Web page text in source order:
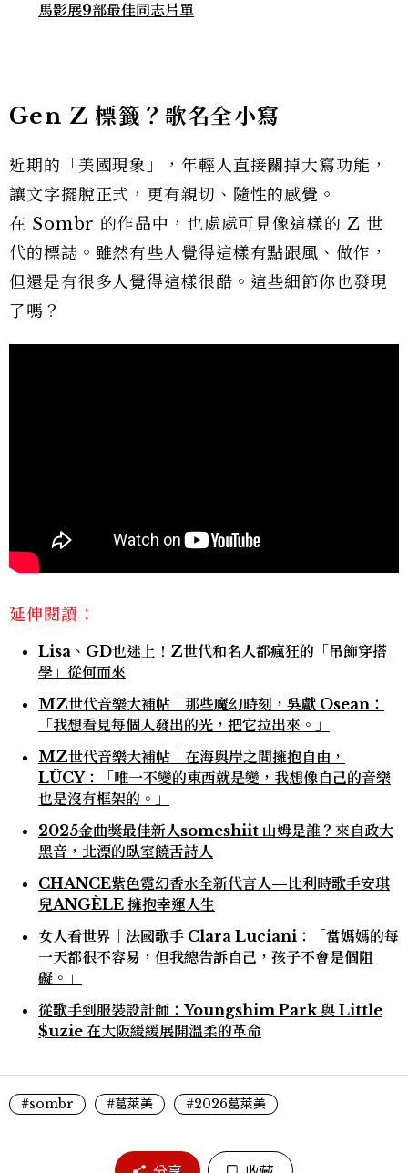
馬影展9部最佳同志片單
Gen Z 標籤？歌名全小寫
近期的「美國現象」，年輕人直接關掉大寫功能，
讓文字擺脫正式，更有親切、隨性的感覺。
在 Sombr 的作品中，也處處可見像這樣的 Z 世
代的標誌。雖然有些人覺得這樣有點跟風、做作，
但還是有很多人覺得這樣很酷。這些細節你也發現
了嗎？
延伸閱讀：
Lisa、GD也迷上！Z世代和名人都瘋狂的「吊飾穿搭
學」從何而來
MZ世代音樂大補帖｜那些魔幻時刻，吳獻 Osean：
「我想看見每個人發出的光，把它拉出來。」
MZ世代音樂大補帖｜在海與岸之間擁抱自由，
LÜCY：「唯一不變的東西就是變，我想像自己的音樂
也是沒有框架的。」
2025金曲獎最佳新人someshiit 山姆是誰？來自政大
黑音，北漂的臥室饒舌詩人
CHANCE紫色霓幻香水全新代言人—比利時歌手安琪
兒ANGÈLE 擁抱幸運人生
女人看世界｜法國歌手 Clara Luciani：「當媽媽的每
一天都很不容易，但我總告訴自己，孩子不會是個阻
礙。」
從歌手到服裝設計師：Youngshim Park 與 Little
$uzie 在大阪緩緩展開溫柔的革命
#sombr #葛萊美 #2026葛萊美